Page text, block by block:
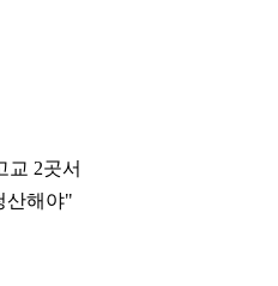
교 2곳서
산해야"